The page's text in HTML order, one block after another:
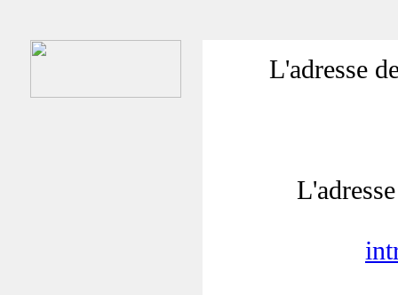
L'adresse